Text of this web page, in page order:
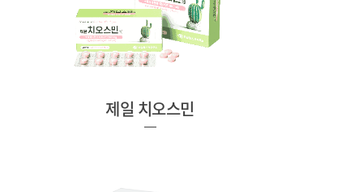
제일 치오스민